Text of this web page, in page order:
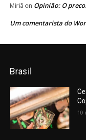
Miriã on Opinião: O
Um comentarista do
Brasil
10